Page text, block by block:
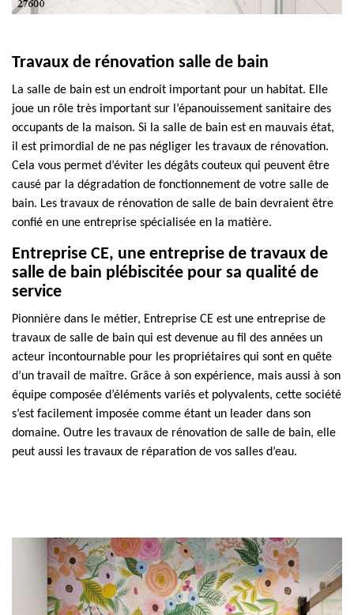
Travaux de rénovation salle de bain
La salle de bain est un endroit important pour un habitat. Elle
joue un rôle très important sur l’épanouissement sanitaire des
occupants de la maison. Si la salle de bain est en mauvais état,
il est primordial de ne pas négliger les travaux de rénovation.
Cela vous permet d’éviter les dégâts couteux qui peuvent être
causé par la dégradation de fonctionnement de votre salle de
bain. Les travaux de rénovation de salle de bain devraient être
confié en une entreprise spécialisée en la matière.
Entreprise CE, une entreprise de travaux de
salle de bain plébiscitée pour sa qualité de
service
Pionnière dans le métier, Entreprise CE est une entreprise de
travaux de salle de bain qui est devenue au fil des années un
acteur incontournable pour les propriétaires qui sont en quête
d’un travail de maître. Grâce à son expérience, mais aussi à son
équipe composée d’éléments variés et polyvalents, cette société
s’est facilement imposée comme étant un leader dans son
domaine. Outre les travaux de rénovation de salle de bain, elle
peut aussi les travaux de réparation de vos salles d’eau.